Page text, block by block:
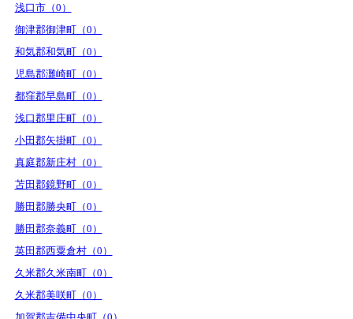
浅口市（0）
御津郡御津町（0）
和気郡和気町（0）
児島郡灘崎町（0）
都窪郡早島町（0）
浅口郡里庄町（0）
小田郡矢掛町（0）
真庭郡新庄村（0）
苫田郡鏡野町（0）
勝田郡勝央町（0）
勝田郡奈義町（0）
英田郡西粟倉村（0）
久米郡久米南町（0）
久米郡美咲町（0）